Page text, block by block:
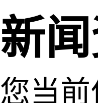
新
您当前